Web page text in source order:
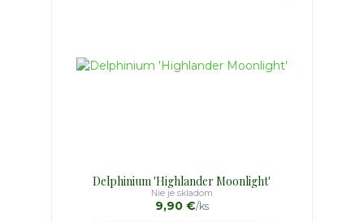
Delphinium 'Highlander Moonlight'
9,90 €/ks
Nie je skladom